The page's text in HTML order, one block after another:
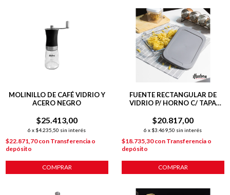
MOLINILLO DE CAFÉ VIDRIO Y
ACERO NEGRO
$25.413,00
6 x $4.235,50 sin interés
$22.871,70con Transferencia o
depósito
COMPRAR
FUENTE RECTANGULAR DE
VIDRIO P/ HORNO C/ TAPA
$20.817,00
6 x $3.469,50 sin interés
$18.735,30con Transferencia o
depósito
COMPRAR